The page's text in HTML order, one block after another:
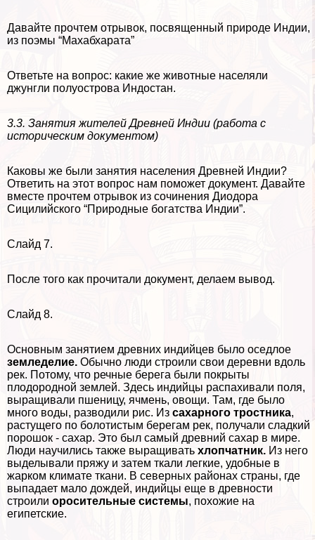
Давайте прочтем отрывок, посвященный природе Индии,
из поэмы “Махабхарата”
Ответьте на вопрос: какие же животные населяли
джунгли полуострова Индостан.
3.3. Занятия жителей Древней Индии (работа с
историческим документом)
Каковы же были занятия населения Древней Индии?
Ответить на этот вопрос нам поможет документ. Давайте
вместе прочтем отрывок из сочинения Диодора
Сицилийского “Природные богатства Индии”.
Слайд 7.
После того как прочитали документ, делаем вывод.
Слайд 8.
Основным занятием древних индийцев было оседлое
земледелие. Обычно люди строили свои деревни вдоль
рек. Потому, что речные берега были покрыты
плодородной землей. Здесь индийцы распахивали поля,
выращивали пшеницу, ячмень, овощи. Там, где было
много воды, разводили рис. Из сахарного тростника,
растущего по болотистым берегам рек, получали сладкий
порошок - сахар. Это был самый древний сахар в мире.
Люди научились также выращивать хлопчатник. Из него
выделывали пряжу и затем ткали легкие, удобные в
жарком климате ткани. В северных районах страны, где
выпадает мало дождей, индийцы еще в древности
строили оросительные системы, похожие на
египетские.